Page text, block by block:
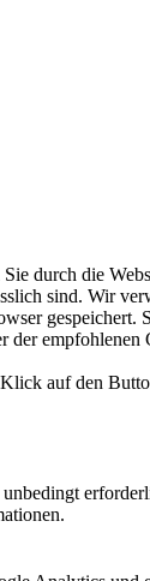
durch die
sind. Wir
der
auf den